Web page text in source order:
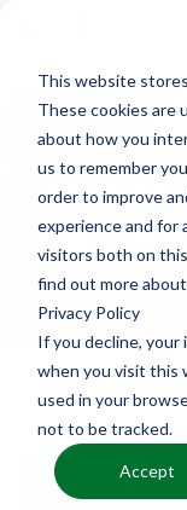
This website
These cookies are
about how you
us to remember
order to improve
experience and for
visitors both on
find out more
Privacy Policy
If you decline, your
when you visit this
used in your
not to be tracked.
Accept
も
【岩手編
を追う歴
TOP コラム
う歴史ロマンあふれ